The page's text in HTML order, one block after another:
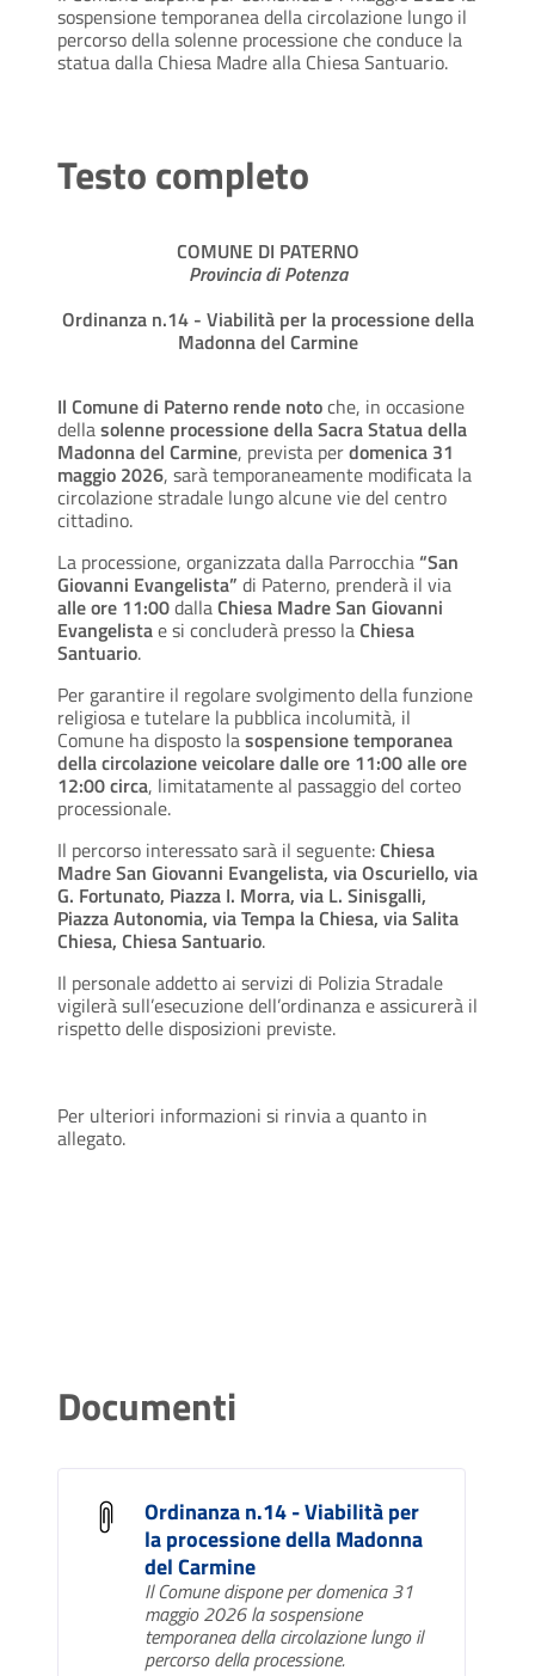
sospensione temporanea della circolazione lungo il
percorso della solenne processione che conduce la
statua dalla Chiesa Madre alla Chiesa Santuario.
Testo completo
COMUNE DI PATERNO
Provincia di Potenza
Ordinanza n.14 - Viabilità per la processione della
Madonna del Carmine
Il Comune di Paterno rende notoche, in occasione
dellasolenne processione della Sacra Statua della
Madonna del Carmine, prevista perdomenica 31
maggio 2026, sarà temporaneamente modificata la
circolazione stradale lungo alcune vie del centro
cittadino.
La processione, organizzata dalla Parrocchia“San
Giovanni Evangelista” di Paterno, prenderà il via
alle ore 11:00dallaChiesa Madre San Giovanni
Evangelistae si concluderà presso laChiesa
Santuario.
Per garantire il regolare svolgimento della funzione
religiosa e tutelare la pubblica incolumità, il
Comune ha disposto lasospensione temporanea
della circolazione veicolare dalle ore 11:00 alle ore
12:00 circa, limitatamente al passaggio del corteo
processionale.
Il percorso interessato sarà il seguente:Chiesa
Madre San Giovanni Evangelista, via Oscuriello, via
G. Fortunato, Piazza I. Morra, via L. Sinisgalli,
Piazza Autonomia, via Tempa la Chiesa, via Salita
Chiesa, Chiesa Santuario.
Il personale addetto ai servizi di Polizia Stradale
vigilerà sull’esecuzione dell’ordinanza e assicurerà il
rispetto delle disposizioni previste.
Per ulteriori informazioni si rinvia a quanto in
allegato.
Documenti
Ordinanza n.14 - Viabilità per
la processione della Madonna
del Carmine
Il Comune dispone per domenica 31
maggio 2026 la sospensione
temporanea della circolazione lungo il
percorso della processione.